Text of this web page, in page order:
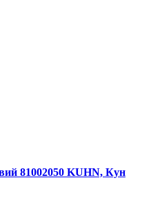
81002050 KUHN, Кун